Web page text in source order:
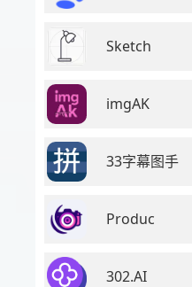
Sketch
imgAK
33字幕图手
Produc
302.AI